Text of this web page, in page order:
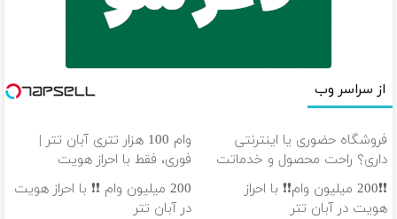
از سراسر وب
فروشگاه حضوری یا اینترنتی
داری؟ راحت محصول و خدماتت
رو بفروش
وام 100 هزار تتری آبان تتر |
فوری، فقط با احراز هویت
❗❗200 میلیون وام❗❗ با احراز
هویت در آبان تتر
200 میلیون وام ❗❗ با احراز هویت
در آبان تتر